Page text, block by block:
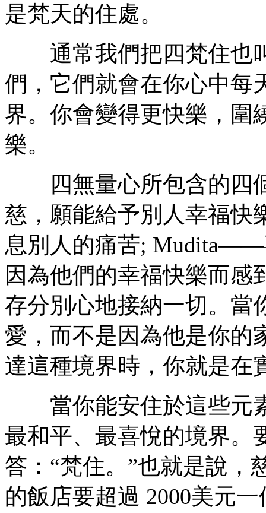
是梵天的住處。
通常我們把四梵住也
們，它們就會在你心中每
界。你會變得更快樂，圍
樂。
四無量心所包含的四
慈，願能給予別人幸福
息別人的痛苦; Mudita——
因為他們的幸福快樂而
存分別心地接納一切。當
愛，而不是因為他是你的
達這種境界時，你就是在
當你能安住於這些元
最和平、最喜悅的境界。
答：“梵住。”也就是說，
的飯店要超過 2000美元